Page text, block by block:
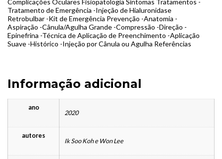
Complicações Oculares Fisiopatologia Sintomas Tratamentos -
Tratamento de Emergência -Injeção de Hialuronidase
Retrobulbar -Kit de Emergência Prevenção -Anatomia -
Aspiração -Cânula/Agulha Grande -Compressão -Direção -
Epinefrina -Técnica de Aplicação de Preenchimento -Aplicação
Suave -Histórico -Injeção por Cânula ou Agulha Referências
Informação adicional
ano
2020
autores
Ik Soo Koh e Won Lee